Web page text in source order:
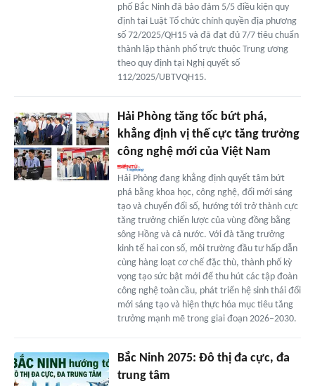
phố Bắc Ninh đã bảo đảm 5/5 điều kiện quy
định tại Luật Tổ chức chính quyền địa phương
số 72/2025/QH15 và đã đạt đủ 7/7 tiêu chuẩn
thành lập thành phố trực thuộc Trung ương
theo quy định tại Nghị quyết số
112/2025/UBTVQH15.
Hải Phòng tăng tốc bứt phá,
khẳng định vị thế cực tăng trưởng
công nghệ mới của Việt Nam
Hải Phòng đang khẳng định quyết tâm bứt
phá bằng khoa học, công nghệ, đổi mới sáng
tạo và chuyển đổi số, hướng tới trở thành cực
tăng trưởng chiến lược của vùng đồng bằng
sông Hồng và cả nước. Với đà tăng trưởng
kinh tế hai con số, môi trường đầu tư hấp dẫn
cùng hàng loạt cơ chế đặc thù, thành phố kỳ
vọng tạo sức bật mới để thu hút các tập đoàn
công nghệ toàn cầu, phát triển hệ sinh thái đổi
mới sáng tạo và hiện thực hóa mục tiêu tăng
trưởng mạnh mẽ trong giai đoạn 2026–2030.
Bắc Ninh 2075: Đô thị đa cực, đa
trung tâm